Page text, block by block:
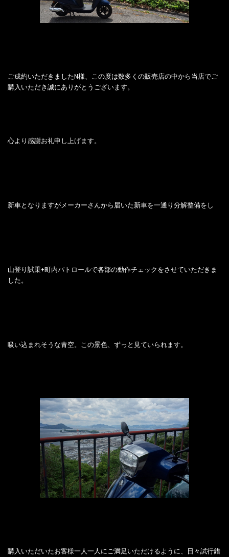
ご成約いただきましたN様、この度は数多くの販売店の中から当店でご
購入いただき誠にありがとうございます。
心より感謝お礼申し上げます。
新車となりますがメーカーさんから届いた新車を一通り分解整備をし
山登り試乗+町内パトロールで各部の動作チェックをさせていただきま
した。
吸い込まれそうな青空。この景色、ずっと見ていられます。
購入いただいたお客様一人一人にご満足いただけるように、日々試行錯